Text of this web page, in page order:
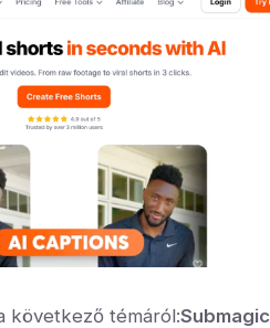
következő témáról:Submagic